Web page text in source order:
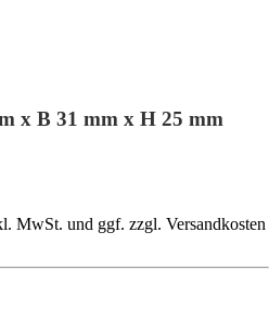
x B 31 mm x H 25 mm
MwSt. und ggf. zzgl. Versandkosten